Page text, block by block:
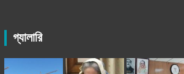
গ্যালারি